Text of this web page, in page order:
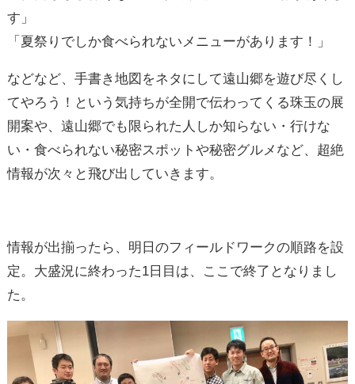
す」
「夏祭りでしか食べられないメニューがあります！」
などなど、手書き地図をネタにして遠山郷を遊び尽くし
てやろう！という気持ちが全開で伝わってくる珠玉の展
開案や、遠山郷でも限られた人しか知らない・行けな
い・食べられない秘密スポットや秘密グルメなど、超絶
情報が次々と飛び出していきます。
情報が出揃ったら、明日のフィールドワークの順路を設
定。大盛況に終わった1日目は、ここで終了となりまし
た。